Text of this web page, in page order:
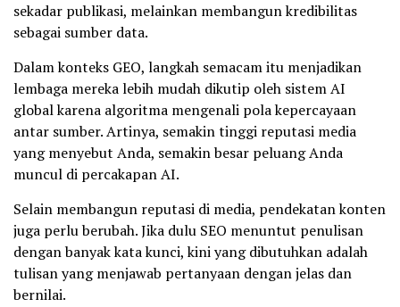
sekadar publikasi, melainkan membangun kredibilitas
sebagai sumber data.
Dalam konteks GEO, langkah semacam itu menjadikan
lembaga mereka lebih mudah dikutip oleh sistem AI
global karena algoritma mengenali pola kepercayaan
antar sumber. Artinya, semakin tinggi reputasi media
yang menyebut Anda, semakin besar peluang Anda
muncul di percakapan AI.
Selain membangun reputasi di media, pendekatan konten
juga perlu berubah. Jika dulu SEO menuntut penulisan
dengan banyak kata kunci, kini yang dibutuhkan adalah
tulisan yang menjawab pertanyaan dengan jelas dan
bernilai.